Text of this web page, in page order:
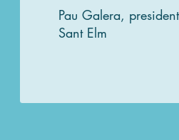
Pau Galera,
Sant Elm